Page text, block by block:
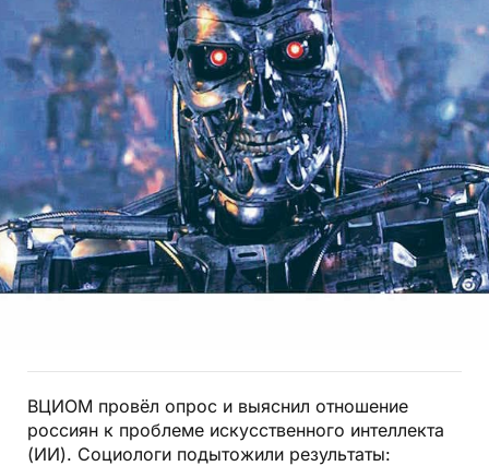
ВЦИОМ провёл опрос и выяснил отношение
россиян к проблеме искусственного интеллекта
(ИИ). Социологи подытожили результаты: